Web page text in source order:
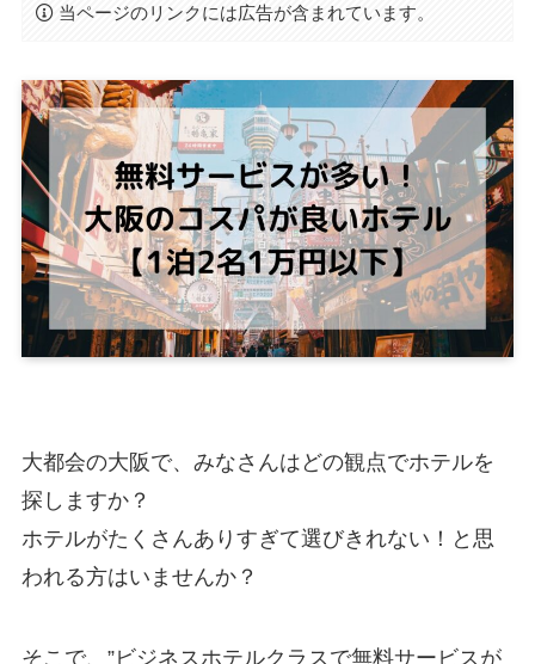
当ページのリンクには広告が含まれています。
大都会の大阪で、みなさんはどの観点でホテルを
探しますか？
ホテルがたくさんありすぎて選びきれない！と思
われる方はいませんか？
そこで、”ビジネスホテルクラスで無料サービスが